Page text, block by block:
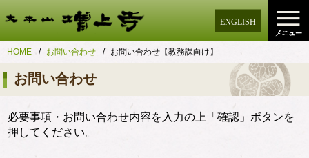
ENGLISH
HOME お問い合わせ お問い合わせ【教務課向け】
お問い合わせ
必要事項・お問い合わせ内容を入力の上「確認」ボタンを
押してください。